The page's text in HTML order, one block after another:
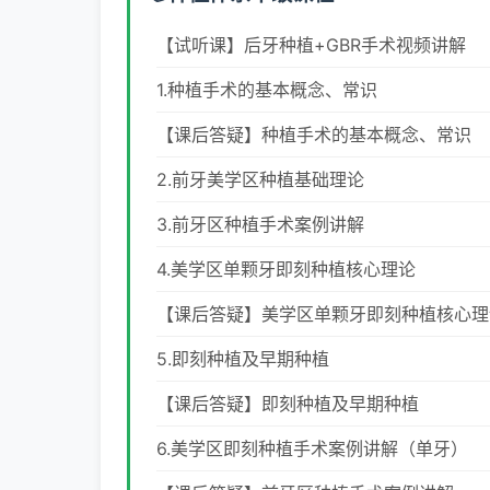
【试听课】后牙种植+GBR手术视频讲解
1.种植手术的基本概念、常识
【课后答疑】种植手术的基本概念、常识
2.前牙美学区种植基础理论
3.前牙区种植手术案例讲解
4.美学区单颗牙即刻种植核心理论
【课后答疑】美学区单颗牙即刻种植核心
5.即刻种植及早期种植
【课后答疑】即刻种植及早期种植
6.美学区即刻种植手术案例讲解（单牙）